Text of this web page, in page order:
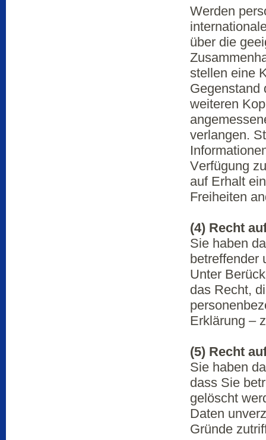
Werden
über die
stellen eine
Gegenstand
weiteren
verlangen.
Verfügung
auf Erhalt
Freiheiten
(4) Recht
Sie haben
betreffender
Unter
das Recht,
Erklärung –
(5) Recht
Sie haben
dass Sie
gelöscht
Daten
Gründe